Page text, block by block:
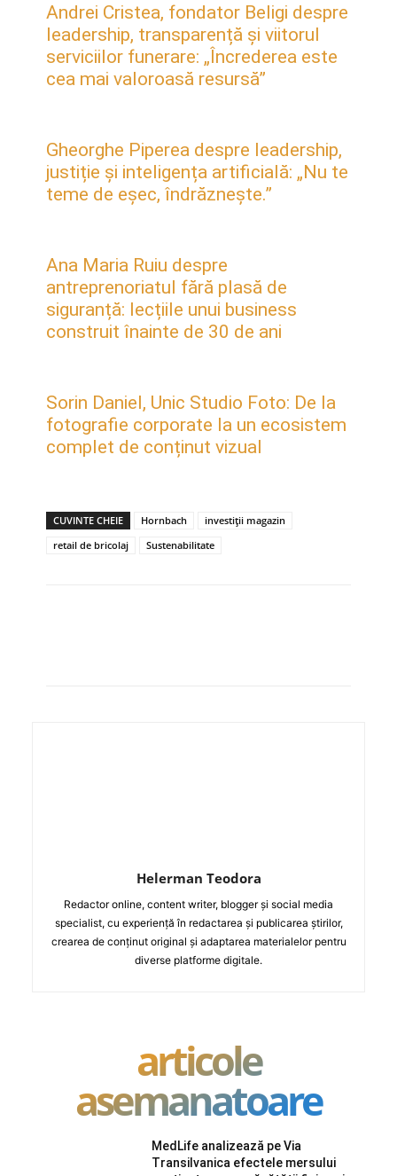
Andrei Cristea, fondator Beligi despre
leadership, transparență și viitorul
serviciilor funerare: „Încrederea este
cea mai valoroasă resursă”
Gheorghe Piperea despre leadership,
justiție și inteligența artificială: „Nu te
teme de eșec, îndrăznește.”
Ana Maria Ruiu despre
antreprenoriatul fără plasă de
siguranță: lecțiile unui business
construit înainte de 30 de ani
Sorin Daniel, Unic Studio Foto: De la
fotografie corporate la un ecosistem
complet de conținut vizual
CUVINTE CHEIE Hornbach
investiții magazin
retail de bricolaj
Sustenabilitate
Helerman Teodora
Redactor online, content writer, blogger și social media
specialist, cu experiență în redactarea și publicarea știrilor,
crearea de conținut original și adaptarea materialelor pentru
diverse platforme digitale.
articole
asemanatoare
MedLife analizează pe Via
Transilvanica efectele mersului